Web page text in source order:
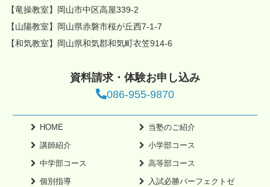
【竜操教室】岡山市中区高屋339-2
【山陽教室】岡山県赤磐市桜が丘西7-1-7
【和気教室】岡山県和気郡和気町衣笠914-6
資料請求・体験お申し込み
086-955-9870
HOME
当塾のご紹介
講師紹介
小学部コース
中学部コース
高等部コース
個別指導
入試必勝パーフェクトゼ